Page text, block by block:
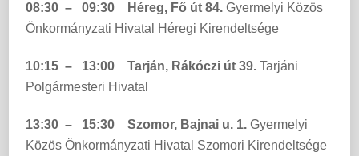
08:30 – 09:30 Héreg, Fő út 84. Gyermelyi Közös
Önkormányzati Hivatal Héregi Kirendeltsége
10:15 – 13:00 Tarján, Rákóczi út 39. Tarjáni
Polgármesteri Hivatal
13:30 – 15:30 Szomor, Bajnai u. 1. Gyermelyi
Közös Önkormányzati Hivatal Szomori Kirendeltsége